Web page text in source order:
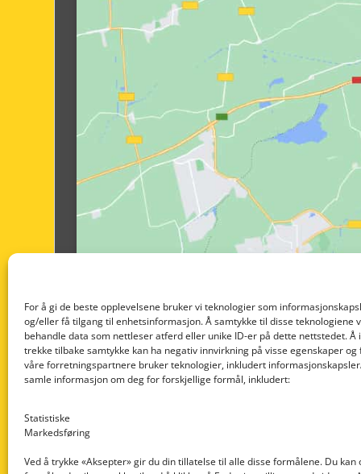
For å gi de beste opplevelsene bruker vi teknologier som
og/eller få tilgang til enhetsinformasjon. Å samtykke til disse teknologiene
behandle data som nettleser atferd eller unike ID-er på dette nettstedet. Å
trekke tilbake samtykke kan ha negativ innvirkning på visse egenskaper og
våre forretningspartnere bruker teknologier, inkludert
samle informasjon om deg for forskjellige formål, inkludert:
Statistiske
Markedsføring
Ved å trykke «Aksepter» gir du din tillatelse til alle disse formålene. Du kan